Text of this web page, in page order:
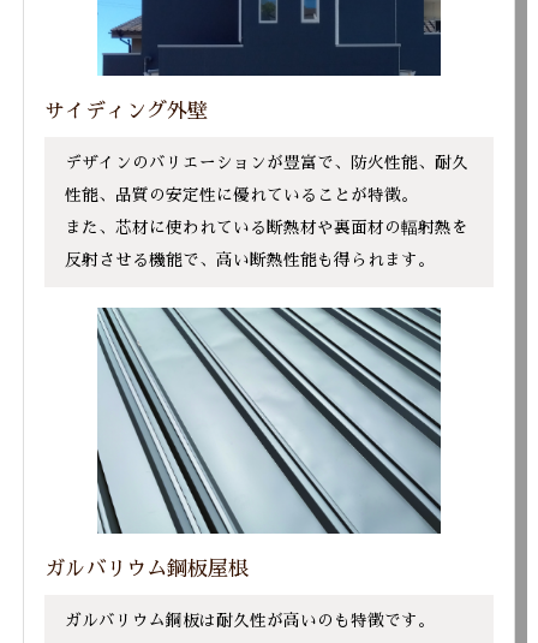
サイディング外壁
デザインのバリエーションが豊富で、防火性能、耐久
性能、品質の安定性に優れていることが特徴。
また、芯材に使われている断熱材や裏面材の輻射熱を
反射させる機能で、高い断熱性能も得られます。
ガルバリウム鋼板屋根
ガルバリウム鋼板は耐久性が高いのも特徴です。